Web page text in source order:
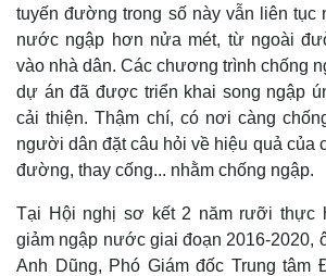
tuyến đường trong số này vẫn liên tục
nước ngập hơn nửa mét, từ ngoài
vào nhà dân. Các chương trình chống
dự án đã được triển khai song ngập
cải thiện. Thậm chí, có nơi càng
người dân đặt câu hỏi về hiệu quả của
đường, thay cống... nhằm chống ngập.
Tại Hội nghị sơ kết 2 năm rưỡi thực
giảm ngập nước giai đoạn 2016-2020,
Anh Dũng, Phó Giám đốc Trung tâm